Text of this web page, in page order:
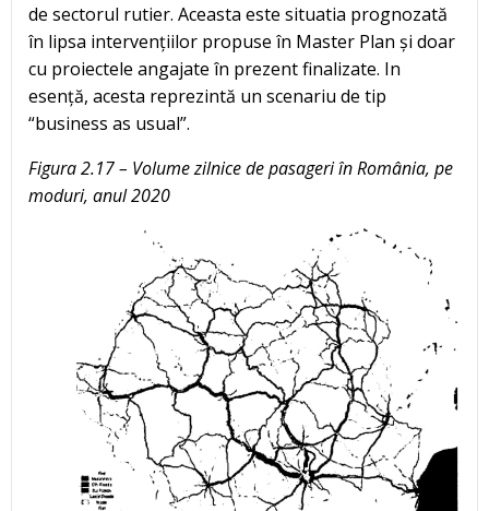
de sectorul rutier. Aceasta este situatia prognozată
în lipsa intervențiilor propuse în Master Plan și doar
cu proiectele angajate în prezent finalizate. In
esență, acesta reprezintă un scenariu de tip
“business as usual”.
Figura 2.17 – Volume zilnice de pasageri în România, pe
moduri, anul 2020